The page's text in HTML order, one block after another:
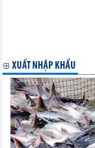
XUẤT NHẬP KHẨU